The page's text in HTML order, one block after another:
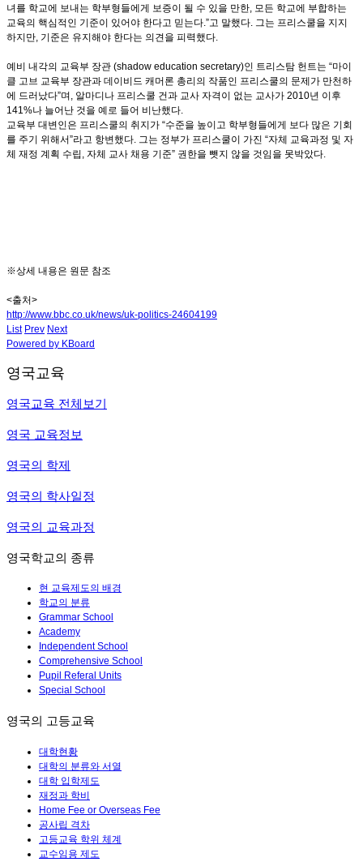
녀를 학교에 보내는 학부형들에게 보증이 될 수 있을 만한, 모든 학교에 부합하는
교육의 핵심적인 기준이 있어야 한다고 믿는다.”고 말했다. 그는 프리스쿨을 지지
하지만, 기준은 유지해야 한다는 의견을 피력했다.
예비 내각의 교육부 장관 (shadow education secretary)인 트리스탐 헌트는 “마이
클 고브 교육부 장관과 데이비드 캐머론 총리의 작품인 프리스쿨의 문제가 만천하
에 드러났다”며, 알마디나 프리스쿨 건과 교사 자격이 없는 교사가 2010년 이후
141%나 늘어난 것을 예로 들어 비난했다.
교육부 대변인은 프리스쿨의 취지가 “수준을 높이고 학부형들에게 보다 많은 기회
를 주기 위해서”라고 항변했다. 그는 정부가 프리스쿨이 가진 “자체 교육과정 및 자
체 재정 계획 수립, 자체 교사 채용 기준” 권한을 뺏지 않을 것임을 못박았다.
※상세 내용은 원문 참조
<출처>
http://www.bbc.co.uk/news/uk-politics-24604199
List Prev Next
Powered by KBoard
영국교육
영국교육 전체보기
영국 교육정보
영국의 학제
영국의 학사일정
영국의 교육과정
영국학교의 종류
현 교육제도의 배경
학교의 분류
Grammar School
Academy
Independent School
Comprehensive School
Pupil Referal Units
Special School
영국의 고등교육
대학현황
대학의 분류와 서열
대학 입학제도
재정과 학비
Home Fee or Overseas Fee
공사립 격차
고등교육 학위 체계
교수임용 제도